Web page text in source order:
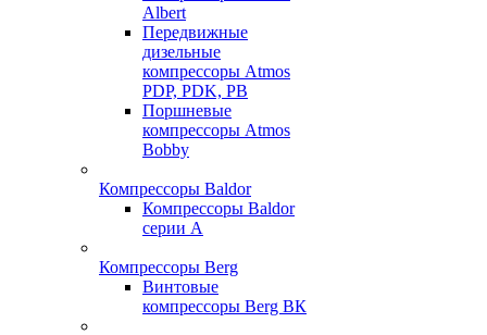
Albert
Передвижные
дизельные
компрессоры Atmos
PDP, PDK, PB
Поршневые
компрессоры Atmos
Bobby
Компрессоры Baldor
Компрессоры Baldor
серии A
Компрессоры Berg
Винтовые
компрессоры Berg ВК